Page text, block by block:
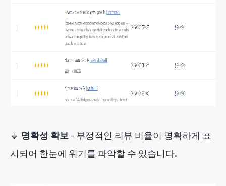
🔹 명확성 확보 - 부정적인 리뷰 비율이 명확하게 표
시되어 한눈에 위기를 파악할 수 있습니다.